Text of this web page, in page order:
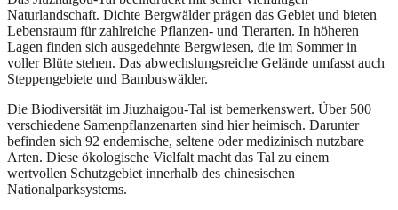
Naturlandschaft. Dichte Bergwälder prägen das Gebiet und bieten
Lebensraum für zahlreiche Pflanzen- und Tierarten. In höheren
Lagen finden sich ausgedehnte Bergwiesen, die im Sommer in
voller Blüte stehen. Das abwechslungsreiche Gelände umfasst auch
Steppengebiete und Bambuswälder.
Die Biodiversität im Jiuzhaigou-Tal ist bemerkenswert. Über 500
verschiedene Samenpflanzenarten sind hier heimisch. Darunter
befinden sich 92 endemische, seltene oder medizinisch nutzbare
Arten. Diese ökologische Vielfalt macht das Tal zu einem
wertvollen Schutzgebiet innerhalb des chinesischen
Nationalparksystems.